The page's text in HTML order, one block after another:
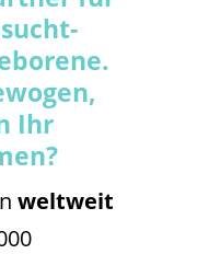
Ihr
weltweit